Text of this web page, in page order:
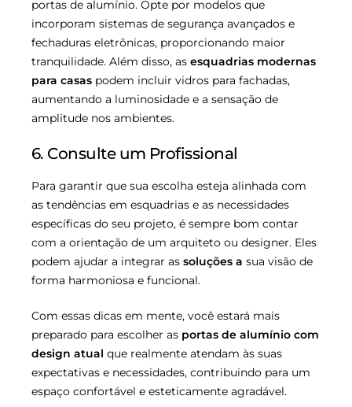
portas de alumínio. Opte por modelos que
incorporam sistemas de segurança avançados e
fechaduras eletrônicas, proporcionando maior
tranquilidade. Além disso, as esquadrias modernas
para casas podem incluir vidros para fachadas,
aumentando a luminosidade e a sensação de
amplitude nos ambientes.
6. Consulte um Profissional
Para garantir que sua escolha esteja alinhada com
as tendências em esquadrias e as necessidades
específicas do seu projeto, é sempre bom contar
com a orientação de um arquiteto ou designer. Eles
podem ajudar a integrar as soluções a sua visão de
forma harmoniosa e funcional.
Com essas dicas em mente, você estará mais
preparado para escolher as portas de alumínio com
design atual que realmente atendam às suas
expectativas e necessidades, contribuindo para um
espaço confortável e esteticamente agradável.